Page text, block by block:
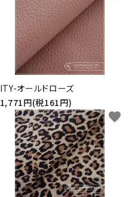
ITY-オールドローズ
1,771円(税161円)
favorite